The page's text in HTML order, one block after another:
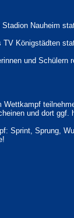
Nauheim
TV Königstädten
und
Wettkampf
und dort ggf.
Sprint, Sprung,